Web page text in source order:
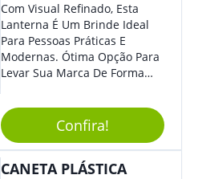
Com Visual Refinado, Esta
Lanterna É Um Brinde Ideal
Para Pessoas Práticas E
Modernas. Ótima Opção Para
Levar Sua Marca De Forma
Sua Empresa Em Eventos,
Reuniões Corporativas Ou Até
Mesmo Para Presentear
Colaboradores E Parceiros De
Sua Empresa.
Confira!
CANETA PLÁSTICA